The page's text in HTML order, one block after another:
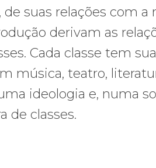
suas relações com
derivam as
Cada classe tem
música, teatro,
ideologia e, numa
de classes.